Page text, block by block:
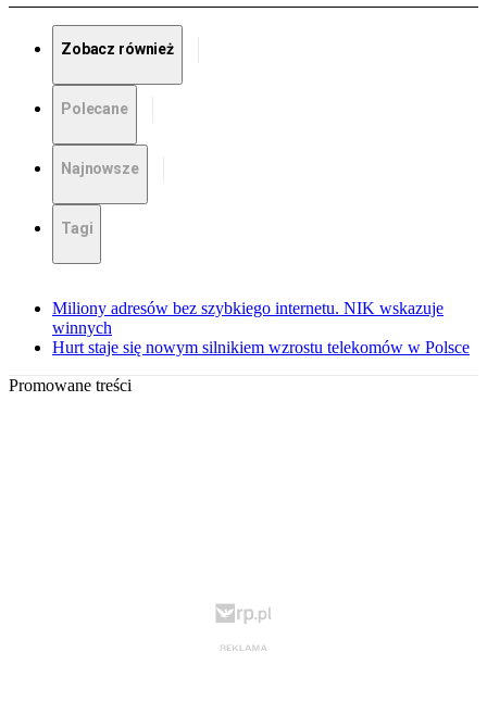
Zobacz również
Polecane
Najnowsze
Tagi
Miliony adresów bez szybkiego internetu. NIK wskazuje
winnych
Hurt staje się nowym silnikiem wzrostu telekomów w Polsce
Promowane treści